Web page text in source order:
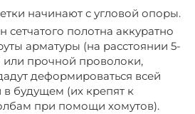
начинают с угловой опоры.
сетчатого полотна аккуратно
арматуры (на расстоянии 5-
или прочной проволоки,
деформироваться всей
в будущем (их крепят к
при помощи хомутов).